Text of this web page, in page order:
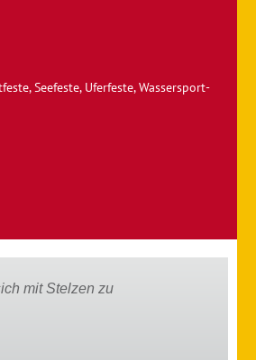
Seefeste, Uferfeste, Wassersport-
uns in der Saar verschwommen´,